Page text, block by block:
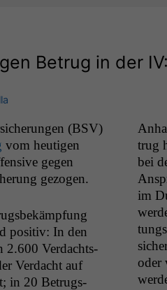
Betrug in der IV
(BSV)
vom heuti­gen
gegen
gezogen.
pos­i­tiv: In den
2.600 Ver­dachts­
Ver­dacht auf
in 20 Betrugs­
trug
bei
im
oder